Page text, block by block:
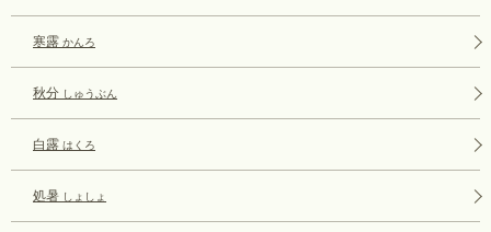
寒露 かんろ
秋分 しゅうぶん
白露 はくろ
処暑 しょしょ